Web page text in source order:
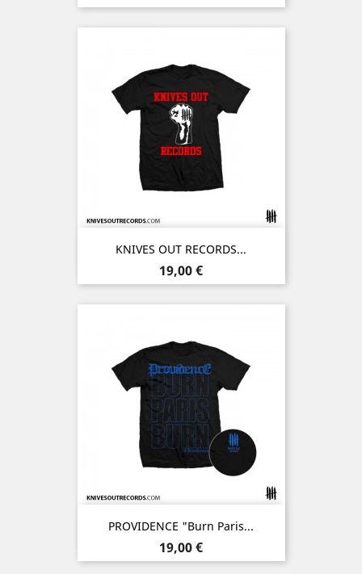
KNIVES OUT RECORDS...
Prix
19,00 €
PROVIDENCE "Burn Paris...
Prix
19,00 €